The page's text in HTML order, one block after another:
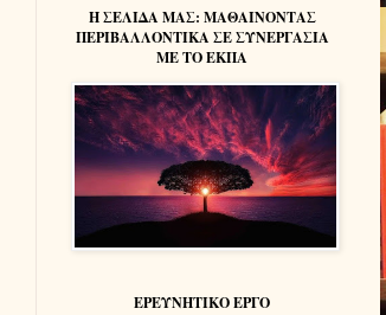
Η ΣΕΛΙΔΑ ΜΑΣ: MAΘΑΙΝΟΝΤΑΣ
ΠΕΡΙΒΑΛΛΟΝΤΙΚΑ ΣΕ ΣΥΝΕΡΓΑΣΙΑ
ΜΕ ΤΟ ΕΚΠΑ
ΕΡΕΥΝΗΤΙΚΟ ΕΡΓΟ